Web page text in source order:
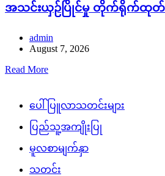
အသင်းယှဉ်ပြိုင်မှု တိုက်ရိုက်ထု
admin
August 7, 2026
Read More
ပေါ်ပြူလာသတင်းများ
ပြည်သူ့အကျိုးပြု
မူလစာမျက်နှာ
သတင်း